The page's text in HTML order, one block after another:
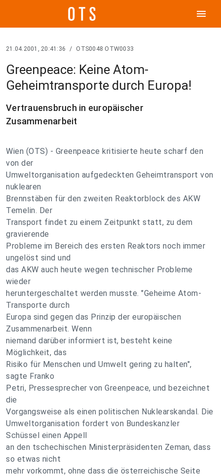
menu
21.04.2001, 20:41:36 / OTS0048 OTW0033
Greenpeace: Keine Atom-
Geheimtransporte durch Europa!
Vertrauensbruch in europäischer
Zusammenarbeit
Wien (OTS) - Greenpeace kritisierte heute scharf den
von der
Umweltorganisation aufgedeckten Geheimtransport von
nuklearen
Brennstäben für den zweiten Reaktorblock des AKW
Temelin. Der
Transport findet zu einem Zeitpunkt statt, zu dem
gravierende
Probleme im Bereich des ersten Reaktors noch immer
ungelöst sind und
das AKW auch heute wegen technischer Probleme
wieder
heruntergeschaltet werden musste. "Geheime Atom-
Transporte durch
Europa sind gegen das Prinzip der europäischen
Zusammenarbeit. Wenn
niemand darüber informiert ist, besteht keine
Möglichkeit, das
Risiko für Menschen und Umwelt gering zu halten",
sagte Franko
Petri, Pressesprecher von Greenpeace, und bezeichnet
die
Vorgangsweise als einen politischen Nuklearskandal. Die
Umweltorganisation fordert von Bundeskanzler
Schüssel einen Appell
an den tschechischen Ministerpräsidenten Zeman, dass
so etwas nicht
mehr vorkommt, ohne dass die österreichische Seite